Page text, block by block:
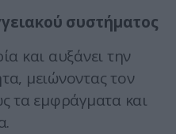
συστήματος
και αυξάνει την
μειώνοντας τον
τα εμφράγματα και